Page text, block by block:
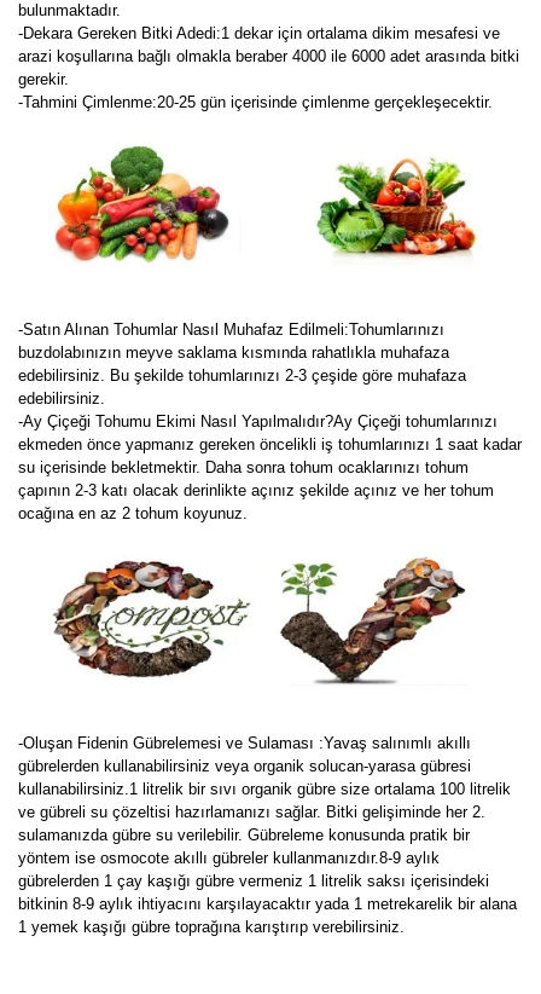
bulunmaktadır.
-Dekara Gereken Bitki Adedi:1 dekar için ortalama dikim mesafesi ve
arazi koşullarına bağlı olmakla beraber 4000 ile 6000 adet arasında bitki
gerekir.
-Tahmini Çimlenme:20-25 gün içerisinde çimlenme gerçekleşecektir.
-Satın Alınan Tohumlar Nasıl Muhafaz Edilmeli:Tohumlarınızı
buzdolabınızın meyve saklama kısmında rahatlıkla muhafaza
edebilirsiniz. Bu şekilde tohumlarınızı 2-3 çeşide göre muhafaza
edebilirsiniz.
-Ay Çiçeği Tohumu Ekimi Nasıl Yapılmalıdır?Ay Çiçeği tohumlarınızı
ekmeden önce yapmanız gereken öncelikli iş tohumlarınızı 1 saat kadar
su içerisinde bekletmektir. Daha sonra tohum ocaklarınızı tohum
çapının 2-3 katı olacak derinlikte açınız şekilde açınız ve her tohum
ocağına en az 2 tohum koyunuz.
-Oluşan Fidenin Gübrelemesi ve Sulaması :Yavaş salınımlı akıllı
gübrelerden kullanabilirsiniz veya organik solucan-yarasa gübresi
kullanabilirsiniz.1 litrelik bir sıvı organik gübre size ortalama 100 litrelik
ve gübreli su çözeltisi hazırlamanızı sağlar. Bitki gelişiminde her 2.
sulamanızda gübre su verilebilir. Gübreleme konusunda pratik bir
yöntem ise osmocote akıllı gübreler kullanmanızdır.8-9 aylık
gübrelerden 1 çay kaşığı gübre vermeniz 1 litrelik saksı içerisindeki
bitkinin 8-9 aylık ihtiyacını karşılayacaktır yada 1 metrekarelik bir alana
1 yemek kaşığı gübre toprağına karıştırıp verebilirsiniz.